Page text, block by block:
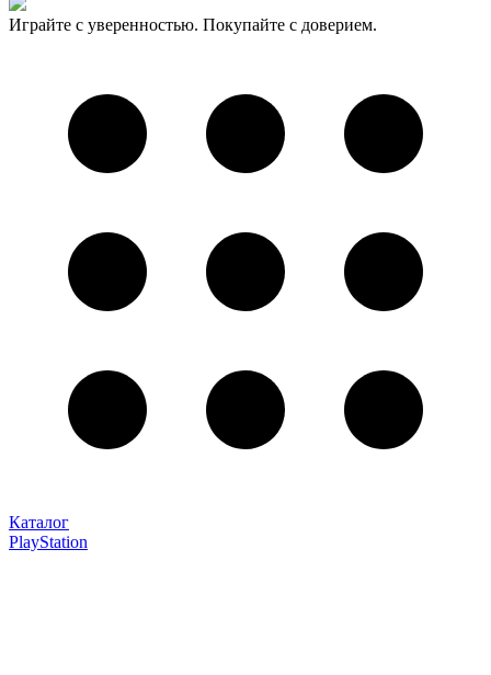
Играйте с уверенностью. Покупайте с доверием.
Каталог
PlayStation